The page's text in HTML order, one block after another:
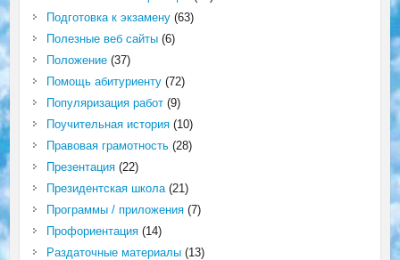
Подготовка к экзамену(63)
Полезные веб сайты(6)
Положение(37)
Помощь абитуриенту(72)
Популяризация работ(9)
Поучительная история(10)
Правовая грамотность(28)
Презентация(22)
Президентская школа(21)
Программы / приложения(7)
Профориентация(14)
Раздаточные материалы(13)